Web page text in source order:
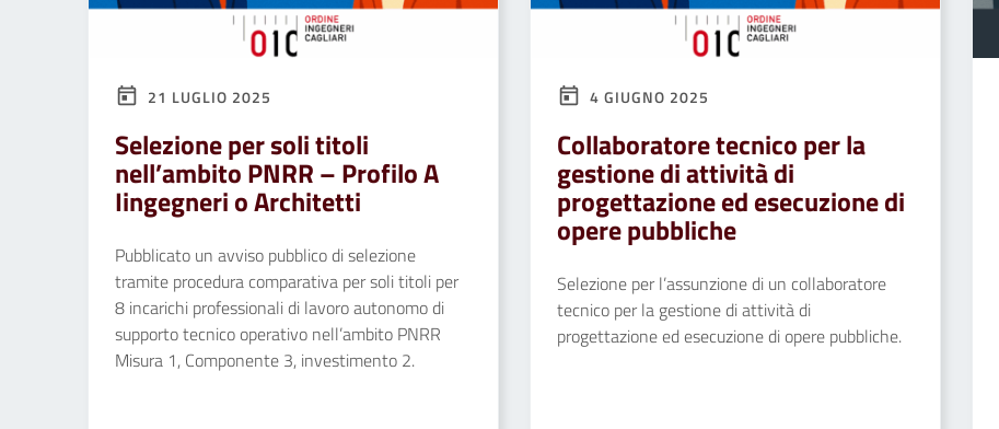
21 LUGLIO 2025
Selezione per soli titoli
nell’ambito PNRR – Profilo A
Iingegneri o Architetti
Pubblicato un avviso pubblico di selezione
tramite procedura comparativa per soli titoli per
8 incarichi professionali di lavoro autonomo di
supporto tecnico operativo nell’ambito PNRR
Misura 1, Componente 3, investimento 2.
4 GIUGNO 2025
Collaboratore tecnico per la
gestione di attività di
progettazione ed esecuzione di
opere pubbliche
Selezione per l’assunzione di un collaboratore
tecnico per la gestione di attività di
progettazione ed esecuzione di opere pubbliche.